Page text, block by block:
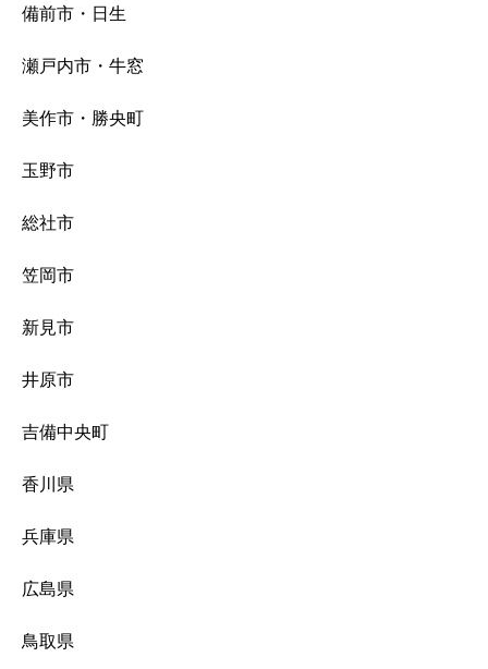
備前市・日生
瀬戸内市・牛窓
美作市・勝央町
玉野市
総社市
笠岡市
新見市
井原市
吉備中央町
香川県
兵庫県
広島県
鳥取県